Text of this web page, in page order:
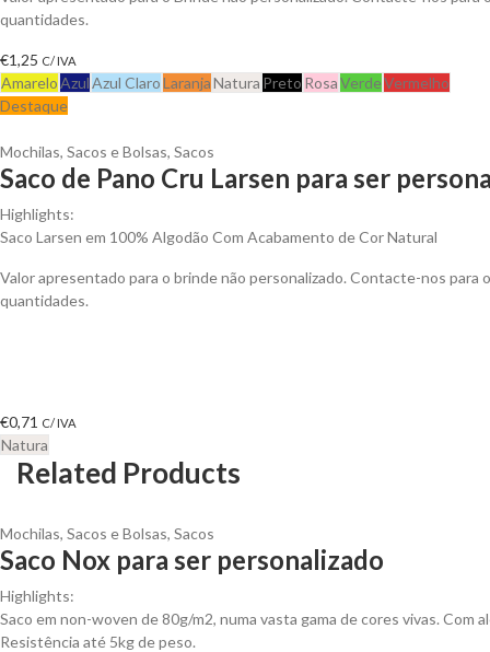
quantidades.
€1,25 C/ IVA
AmareloAzulAzul ClaroLaranjaNatura Preto RosaVerdeVermelho
Destaque
Mochilas, Sacos e Bolsas, Sacos
Saco de Pano Cru Larsen para ser
Highlights:
Saco Larsen em 100% Algodão Com Acabamento de Cor Natural
Valor apresentado para o brinde não personalizado. Contacte-nos
quantidades.
€0,71 C/ IVA
Natura
Related Products
Mochilas, Sacos e Bolsas, Sacos
Saco Nox para ser personalizado
Highlights:
Saco em non-woven de 80g/m2, numa vasta gama de cores vivas.
Resistência até 5kg de peso.